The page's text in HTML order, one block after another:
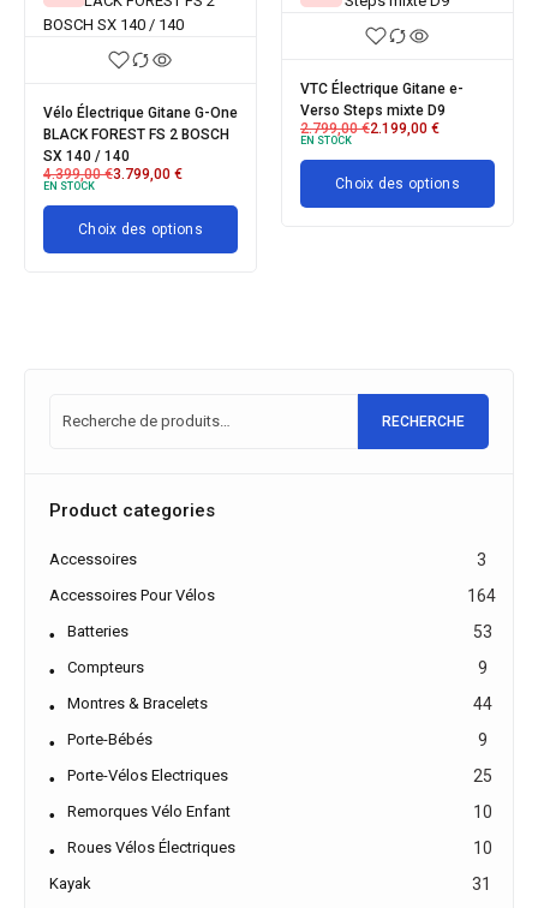
Vélo Électrique Gitane G-One
BLACK FOREST FS 2 BOSCH
SX 140 / 140
4.399,00€3.799,00 €
EN STOCK
Choix des options
VTC Électrique Gitane e-
Verso Steps mixte D9
2.799,00€2.199,00 €
EN STOCK
Choix des options
RECHERCHE
Product categories
Accessoires 3
Accessoires Pour Vélos 164
Batteries 53
Compteurs 9
Montres & Bracelets 44
Porte-Bébés 9
Porte-Vélos Electriques 25
Remorques Vélo Enfant 10
Roues Vélos Électriques 10
Kayak 31